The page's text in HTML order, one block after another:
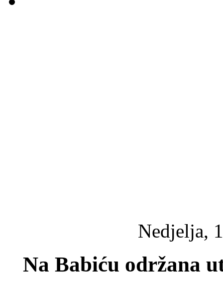
Nedjelja,
Na Babiću održana